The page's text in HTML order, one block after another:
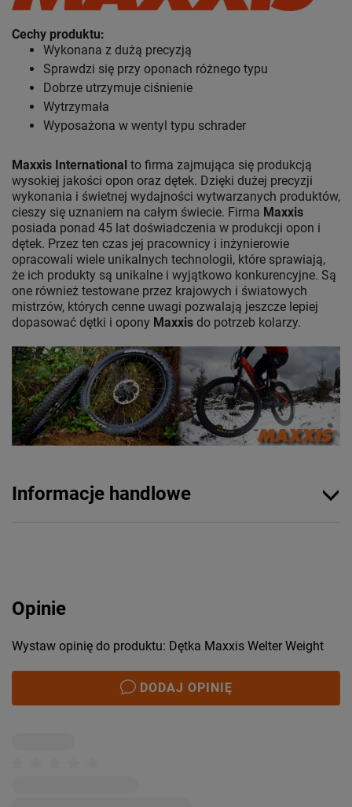
Cechy produktu:
Wykonana z dużą precyzją
Sprawdzi się przy oponach różnego typu
Dobrze utrzymuje ciśnienie
Wytrzymała
Wyposażona w wentyl typu schrader
Maxxis International to firma zajmująca się produkcją
wysokiej jakości opon oraz dętek. Dzięki dużej precyzji
wykonania i świetnej wydajności wytwarzanych produktów,
cieszy się uznaniem na całym świecie. Firma Maxxis
posiada ponad 45 lat doświadczenia w produkcji opon i
dętek. Przez ten czas jej pracownicy i inżynierowie
opracowali wiele unikalnych technologii, które sprawiają,
że ich produkty są unikalne i wyjątkowo konkurencyjne. Są
one również testowane przez krajowych i światowych
mistrzów, których cenne uwagi pozwalają jeszcze lepiej
dopasować dętki i opony Maxxis do potrzeb kolarzy.
Informacje handlowe
Opinie
Wystaw opinię do produktu: Dętka Maxxis Welter Weight
DODAJ OPINIĘ